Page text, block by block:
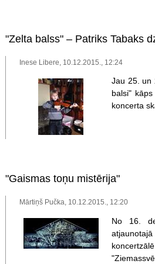
"Zelta balss" – Patriks Tabaks
Inese Libere, 10.12.2015., 12:24
Jau 25. un
balsi"
koncerta
"Gaismas toņu mistērija"
Mārtiņš Pučka, 10.12.2015., 12:20
No 16.